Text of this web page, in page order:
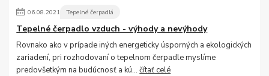
06.08.2021 Tepelné čerpadlá
Tepelné čerpadlo vzduch - výhody a nevýhody
Rovnako ako v prípade iných energeticky úsporných a ekologických
zariadení, pri rozhodovaní o tepelnom čerpadle myslíme
predovšetkým na budúcnosť a kú...čítať celé